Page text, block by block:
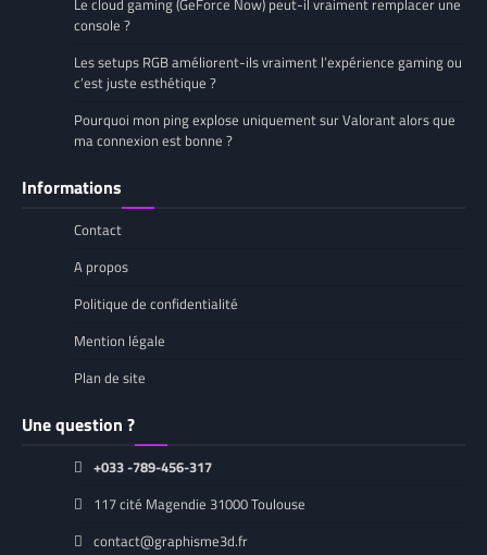
Le cloud gaming (GeForce Now) peut-il vraiment remplacer une
console ?
Les setups RGB améliorent-ils vraiment l’expérience gaming ou
c’est juste esthétique ?
Pourquoi mon ping explose uniquement sur Valorant alors que
ma connexion est bonne ?
Informations
Contact
A propos
Politique de confidentialité
Mention légale
Plan de site
Une question ?
+033 -789-456-317
117 cité Magendie 31000 Toulouse
contact@graphisme3d.fr